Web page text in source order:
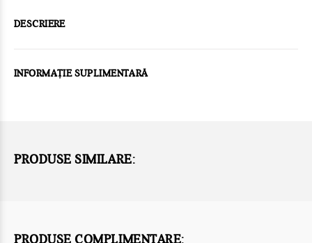
DESCRIERE
INFORMAȚIE SUPLIMENTARĂ
PRODUSE SIMILARE:
PRODUSE COMPLIMENTARE: